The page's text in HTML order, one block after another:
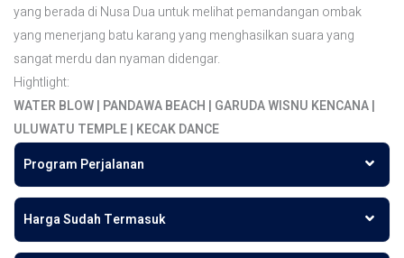
yang berada di Nusa Dua untuk melihat pemandangan ombak
yang menerjang batu karang yang menghasilkan suara yang
sangat merdu dan nyaman didengar.
Hightlight:
WATER BLOW | PANDAWA BEACH | GARUDA WISNU KENCANA |
ULUWATU TEMPLE | KECAK DANCE
Program Perjalanan
Harga Sudah Termasuk